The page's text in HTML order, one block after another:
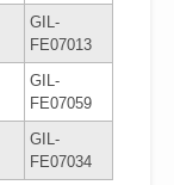
GIL-
FE07013
GIL-
FE07059
GIL-
FE07034